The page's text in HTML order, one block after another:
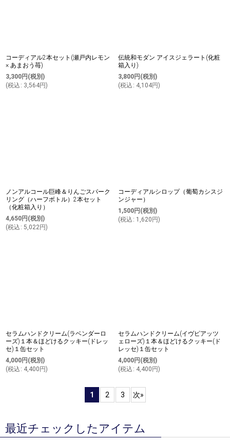
コーディアル2本セット(瀬戸内レモン
× あまおう苺)
3,300円 (税別)
(税込 : 3,564円)
伝統和モダン アイスジェラート(化粧
箱入り)
3,800円 (税別)
(税込 : 4,104円)
ノンアルコール巨峰＆りんごスパーク
リング（ハーフボトル）2本セット
（化粧箱入り）
4,650円 (税別)
(税込 : 5,022円)
コーディアルシロップ（葡萄カシスジ
ンジャー）
1,500円 (税別)
(税込 : 1,620 円)
セラムハンドクリーム(ラベンダーロ
ーズ)１本＆ほどけるクッキー(ドレッ
セ)１缶セット
4,000円 (税別)
(税込 : 4,400 円)
セラムハンドクリーム(イヴピアッツ
ェローズ)１本＆ほどけるクッキー(ド
レッセ)１缶セット
4,000円 (税別)
(税込 : 4,400 円)
1 2 3 次»
最近チェックしたアイテム